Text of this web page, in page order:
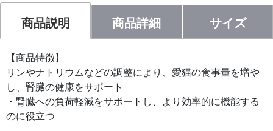
商品説明 商品詳細 サイズ
【商品特徴】
リンやナトリウムなどの調整により、愛猫の食事量を増や
し、腎臓の健康をサポート
・腎臓への負荷軽減をサポートし、より効率的に機能する
のに役立つ